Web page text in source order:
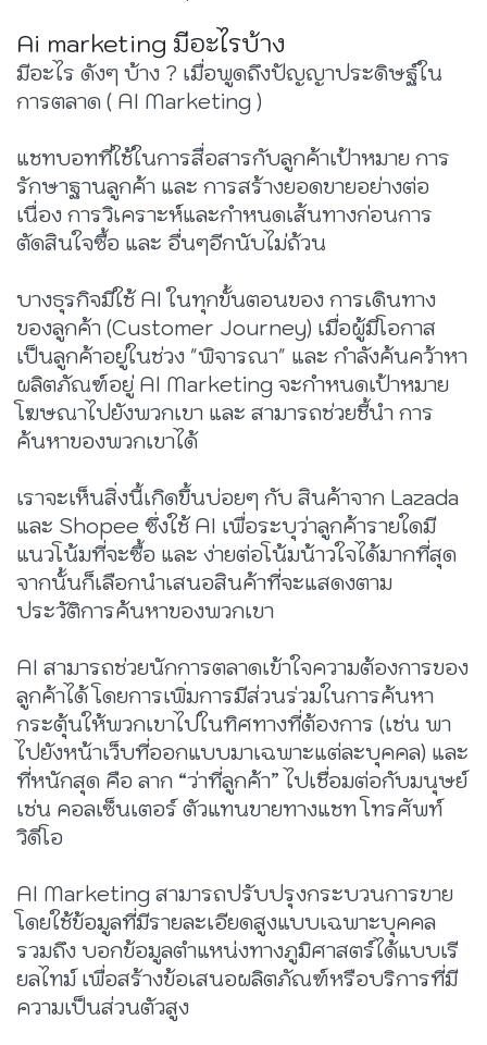
Ai marketing มีอะไรบ้าง
มีอะไร ดังๆ บ้าง ? เมื่อพูดถึงปัญญาประดิษฐ์ใน
การตลาด ( AI Marketing )
แชทบอทที่ใช้ในการสื่อสารกับลูกค้าเป้าหมาย การ
รักษาฐานลูกค้า และ การสร้างยอดขายอย่างต่อ
เนื่อง การวิเคราะห์และกำหนดเส้นทางก่อนการ
ตัดสินใจซื้อ และ อื่นๆอีกนับไม่ถ้วน
บางธุรกิจมีใช้ AI ในทุกขั้นตอนของ การเดินทาง
ของลูกค้า (Customer Journey) เมื่อผู้มีโอกาส
เป็นลูกค้าอยู่ในช่วง "พิจารณา" และ กำลังค้นคว้าหา
ผลิตภัณฑ์อยู่ AI Marketing จะกำหนดเป้าหมาย
โฆษณาไปยังพวกเขา และ สามารถช่วยชี้นำ การ
ค้นหาของพวกเขาได้
เราจะเห็นสิ่งนี้เกิดขึ้นบ่อยๆ กับ สินค้าจาก Lazada
และ Shopee ซึ่งใช้ AI เพื่อระบุว่าลูกค้ารายใดมี
แนวโน้มที่จะซื้อ และ ง่ายต่อโน้มน้าวใจได้มากที่สุด
จากนั้นก็เลือกนำเสนอสินค้าที่จะแสดงตาม
ประวัติการค้นหาของพวกเขา
AI สามารถช่วยนักการตลาดเข้าใจความต้องการของ
ลูกค้าได้ โดยการเพิ่มการมีส่วนร่วมในการค้นหา
กระตุ้นให้พวกเขาไปในทิศทางที่ต้องการ (เช่น พา
ไปยังหน้าเว็บที่ออกแบบมาเฉพาะแต่ละบุคคล) และ
ที่หนักสุด คือ ลาก “ว่าที่ลูกค้า” ไปเชื่อมต่อกับมนุษย์
เช่น คอลเซ็นเตอร์ ตัวแทนขายทางแชท โทรศัพท์
วิดีโอ
AI Marketing สามารถปรับปรุงกระบวนการขาย
โดยใช้ข้อมูลที่มีรายละเอียดสูงแบบเฉพาะบุคคล
รวมถึง บอกข้อมูลตำแหน่งทางภูมิศาสตร์ได้แบบเรี
ยลไทม์ เพื่อสร้างข้อเสนอผลิตภัณฑ์หรือบริการที่มี
ความเป็นส่วนตัวสูง